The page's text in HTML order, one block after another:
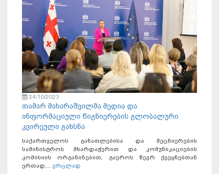
24/10/2023
თამარ მახარაშვილმა მედია და
ინფორმაციული წიგნიერების გლობალური
კვირეული გახსნა
საქართველოს განათლებისა და მეცნიერების
სამინისტროს მხარდაჭერით და კომუნიკაციების
კომისიის ორგანიზებით, გაეროს წევრ ქვეყნებთან
ერთად,... ვრცლად